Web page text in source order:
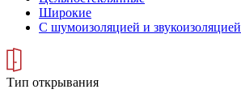
Широкие
С шумоизоляцией и звукоизоляцией
Тип открывания